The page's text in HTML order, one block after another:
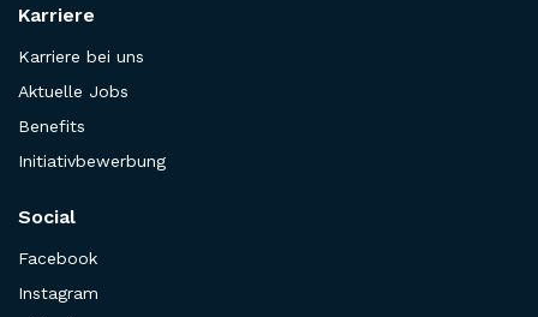
Karriere
Karriere bei uns
Aktuelle Jobs
Benefits
Initiativbewerbung
Social
Facebook
Instagram